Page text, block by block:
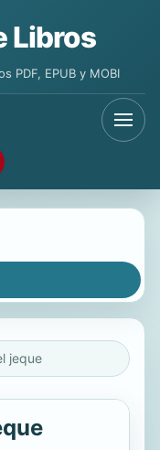
Libros
PDF, EPUB y MOBI
jeque